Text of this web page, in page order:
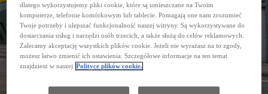
dlatego wykorzystujemy pliki cookie, które są umieszczane na Twoim
komputerze, telefonie komórkowym lub tablecie. Pomagają one nam zrozumieć
Twoje potrzeby i ulepszać funkcjonalność naszej witryny. Są wykorzystywane do
dostarczania usług i narzędzi osób trzecich, a także służą do celów reklamowych.
Zalecamy akceptację wszystkich plików cookie. Jeżeli nie wyrażasz na to zgody,
możesz łatwo zmienić ich ustawienia. Szczegółowe informacje na ten temat
znajdziesz w naszej Polityce plików cookie.